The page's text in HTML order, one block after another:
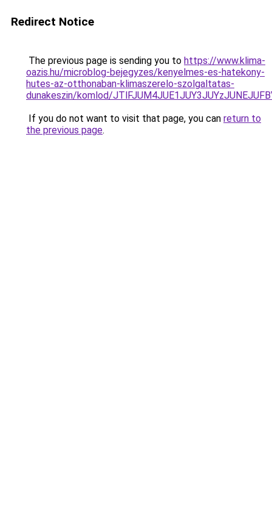
Redirect Notice
The previous page is sending you to https://www.klima-
oazis.hu/microblog-bejegyzes/kenyelmes-es-hatekony-
hutes-az-otthonaban-klimaszerelo-szolgaltatas-
dunakeszin/komlod/
If you do not want to visit that page, you can return to
the previous page.